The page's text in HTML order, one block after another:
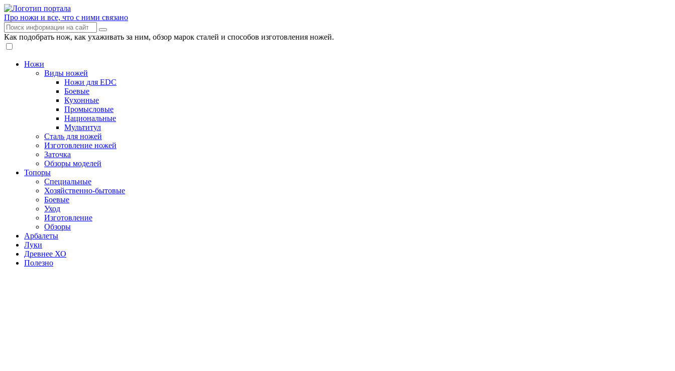
Про ножи и все, что с ними связано
Как подобрать нож, как ухаживать за ним, обзор марок сталей и способов изготовления ножей.
Ножи
Виды ножей
Ножи для EDC
Боевые
Кухонные
Промысловые
Национальные
Мультитул
Сталь для ножей
Изготовление ножей
Заточка
Обзоры моделей
Топоры
Специальные
Хозяйственно-бытовые
Боевые
Уход
Изготовление
Обзоры
Арбалеты
Луки
Древнее ХО
Полезно